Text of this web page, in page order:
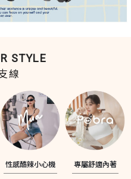
STYLE
線
性感酷辣小心機 專屬舒適內著